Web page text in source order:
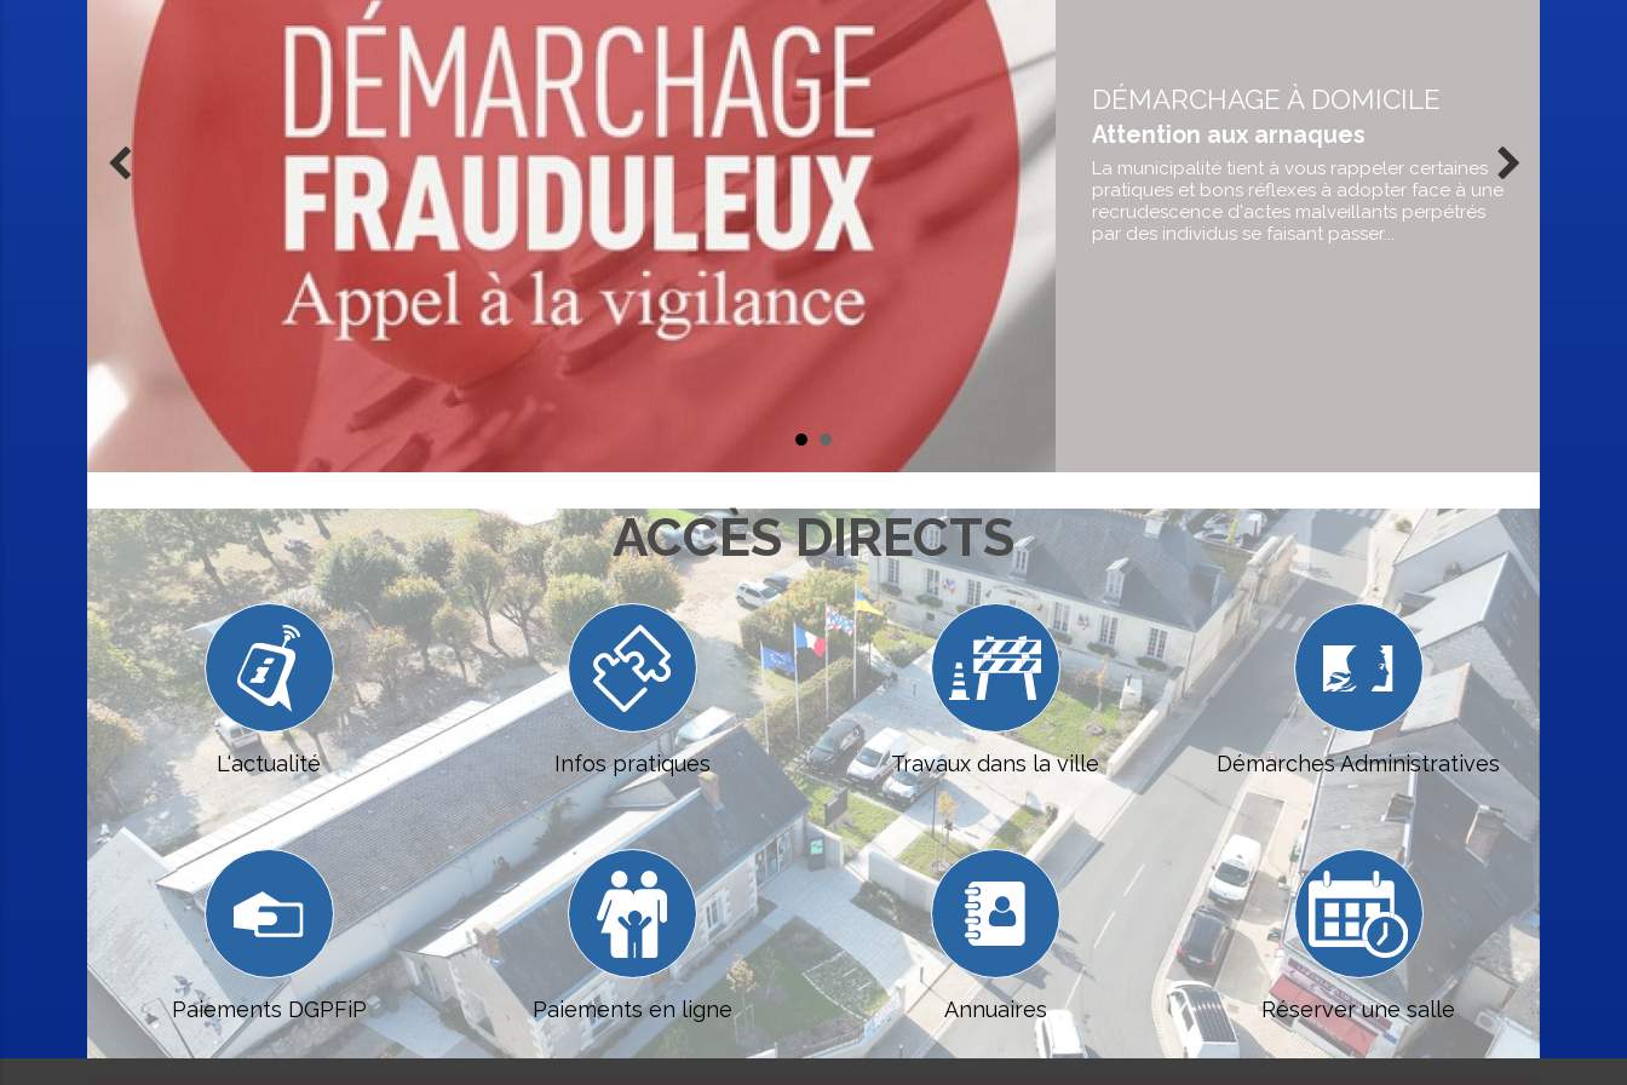
DÉMARCHAGE À DOMICILE
Attention aux arnaques
La municipalité tient à vous rappeler certaines
pratiques et bons réflexes à adopter face à une
recrudescence d'actes malveillants perpétrés
par des individus se faisant passer...
ACCÈS DIRECTS
Aller
au
contenu
L'actualité Infos pratiques Travaux dans la ville Démarches Administratives
Paiements DGPFiP Paiements en ligne Annuaires Réserver une salle